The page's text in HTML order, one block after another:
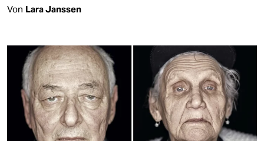
Von Lara Janssen